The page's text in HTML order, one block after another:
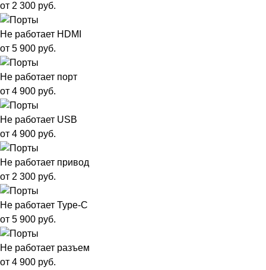
от 2 300 руб.
Не работает HDMI
от 5 900 руб.
Не работает порт
от 4 900 руб.
Не работает USB
от 4 900 руб.
Не работает привод
от 2 300 руб.
Не работает Type-C
от 5 900 руб.
Не работает разъем
от 4 900 руб.